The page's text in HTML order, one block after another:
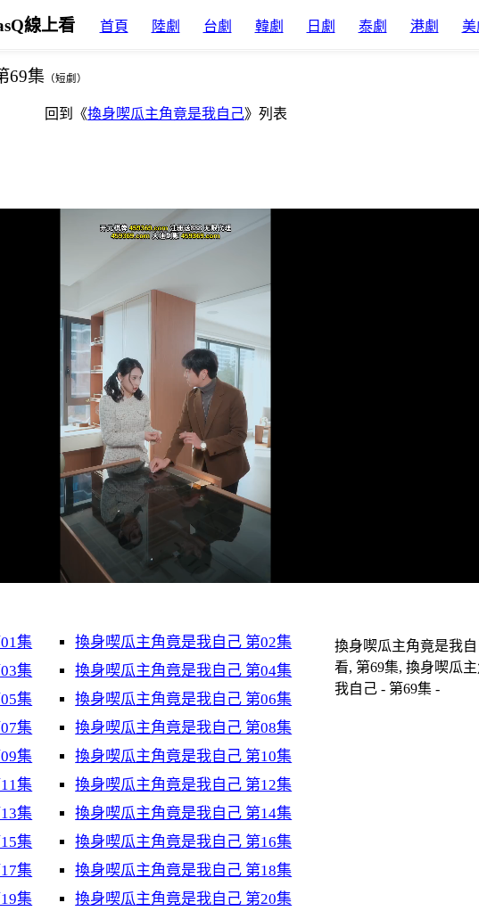
線上看 首頁 陸劇 台劇 韓劇 日劇 泰劇 港劇 美
69集 （短劇）
回到《換身喫瓜主角竟是我自己》列表
集
換身喫瓜主角竟是我自己 第02集
集
換身喫瓜主角竟是我自己 第04集
集
換身喫瓜主角竟是我自己 第06集
集
換身喫瓜主角竟是我自己 第08集
集
換身喫瓜主角竟是我自己 第10集
集
換身喫瓜主角竟是我自己 第12集
集
換身喫瓜主角竟是我自己 第14集
集
換身喫瓜主角竟是我自己 第16集
集
換身喫瓜主角竟是我自己 第18集
集
換身喫瓜主角竟是我自己 第20集
換身喫瓜主角竟是我
看, 第69集, 換身喫瓜
我自己 - 第69集 -